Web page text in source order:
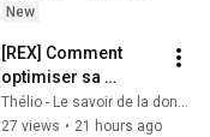
remplaçante —
New
[REX] Comment
optimiser sa
plateforme data ?
Choix
27 views • 21 hours ago